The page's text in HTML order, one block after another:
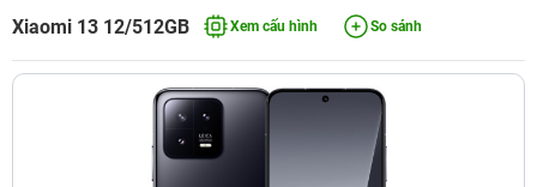
Xiaomi 13 12/512GB Xem cấu hình So sánh